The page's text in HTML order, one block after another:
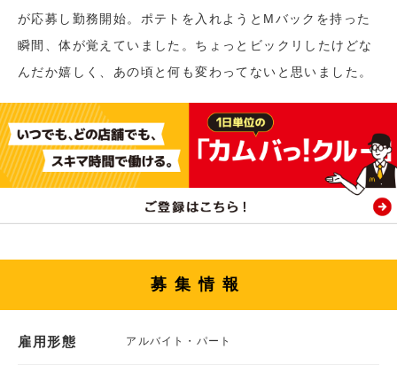
が応募し勤務開始。ポテトを入れようとMバックを持った
瞬間、体が覚えていました。ちょっとビックリしたけどな
んだか嬉しく、あの頃と何も変わってないと思いました。
募集情報
雇用形態 アルバイト・パート